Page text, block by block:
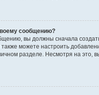
сообщению?
вы должны сначала
можете настроить
разделе. Несмотря на